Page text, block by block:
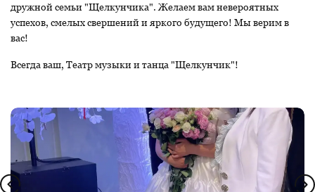
дружной семьи "Щелкунчика". Желаем вам невероятных
успехов, смелых свершений и яркого будущего! Мы верим в
вас!
Всегда ваш, Театр музыки и танца "Щелкунчик"!